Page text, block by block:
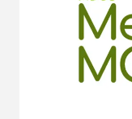
0.0 0